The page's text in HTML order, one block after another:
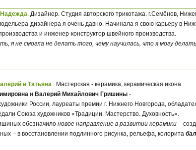
. Дизайнер. Студия авторского трикотажа. г.Семёнов,
дизайнера я очень давно. Начинала я свою карьеру в
и инженер-конструктор швейного производства.
я не смогла не делать того, чему научилась, что я могу
и Татьяна . Мастерская - керамика, керамическая икона.
и Валерий Михайлович Гришины -
России, лауреаты премии г. Нижнего Новгорода,
Союза художников «Традиции. Мастерство. Духовность».
обозначило новое направление в развитии керамики –
– в восстановлении подлинного рисунка, рельефа, колорита